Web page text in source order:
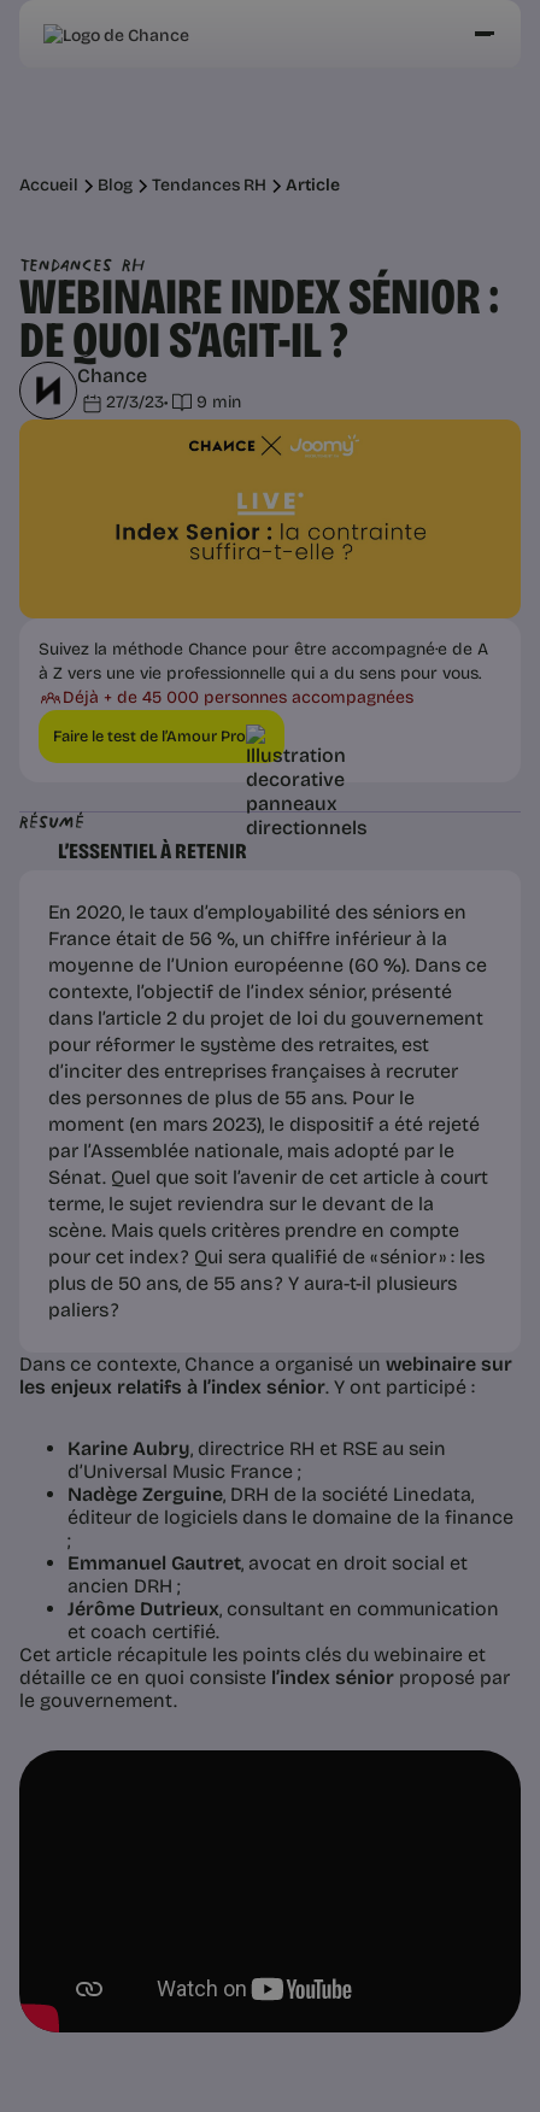
Accueil Blog Tendances RH Article
Tendances RH
WEBINAIRE INDEX SÉNIOR :
DE QUOI S’AGIT-IL ?
Chance
27/3/23• 9 min
Suivez la méthode Chance pour être accompagné·e de A
à Z vers une vie professionnelle qui a du sens pour vous.
Déjà + de 45 000 personnes accompagnées
Faire le test de l’Amour Pro
Résumé
L’ESSENTIEL À RETENIR
En 2020, le taux d’employabilité des séniors en
France était de 56 %, un chiffre inférieur à la
moyenne de l’Union européenne (60 %). Dans ce
contexte, l’objectif de l’index sénior, présenté
dans l’article 2 du projet de loi du gouvernement
pour réformer le système des retraites, est
d’inciter des entreprises françaises à recruter
des personnes de plus de 55 ans. Pour le
moment (en mars 2023), le dispositif a été rejeté
par l’Assemblée nationale, mais adopté par le
Sénat. Quel que soit l’avenir de cet article à court
terme, le sujet reviendra sur le devant de la
scène. Mais quels critères prendre en compte
pour cet index ? Qui sera qualifié de « sénior » : les
plus de 50 ans, de 55 ans ? Y aura-t-il plusieurs
paliers ?
Dans ce contexte, Chance a organisé un webinaire sur
les enjeux relatifs à l’index sénior. Y ont participé :
Karine Aubry, directrice RH et RSE au sein
d’Universal Music France ;
Nadège Zerguine, DRH de la société Linedata,
éditeur de logiciels dans le domaine de la finance
;
Emmanuel Gautret, avocat en droit social et
ancien DRH ;
Jérôme Dutrieux, consultant en communication
et coach certifié.
Cet article récapitule les points clés du webinaire et
détaille ce en quoi consiste l’index sénior proposé par
le gouvernement.